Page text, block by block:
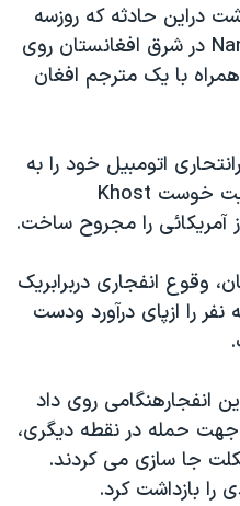
دراين حادثه که روزسه
شنبه درولايت ننگرهار Nangarhar در شرق افغانستان روی
همراه با يک مترجم افغان
اتومبيل خود را به
ستونی ازنيروهای ائتلاف درولايت خوست Khost
آمريکائی را مجروح ساخت.
وقوع انفجاری دربرابريک
را ازپای درآورد ودست
انفجارهنگامی روی داد
جهت حمله در نقطه ديگری،
جا سازی می کردند.
را بازداشت کرد.